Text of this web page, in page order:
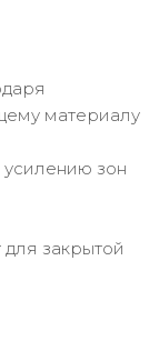
материалу
усилению зон
закрытой